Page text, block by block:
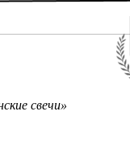
свечи»